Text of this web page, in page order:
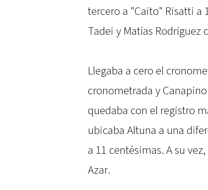
tercero a "Caito" Risatti a
Tadei y Matías
Llegaba a cero el
cronometrada y
quedaba con el registro
ubicaba Altuna a una
a 11 centésimas. A su
Azar.